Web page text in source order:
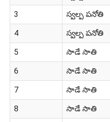
3 స్వల్ప పనోతి
4 స్వల్ప పనోతి
5 సాడే సాతి
6 సాడే సాతి
7 సాడే సాతి
8 సాడే సాతి